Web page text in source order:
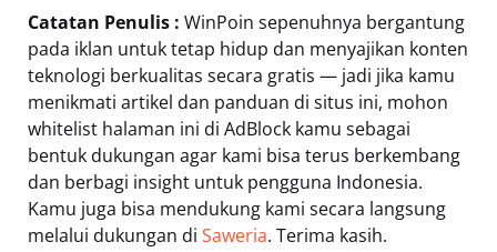
Catatan Penulis : WinPoin sepenuhnya bergantung
pada iklan untuk tetap hidup dan menyajikan konten
teknologi berkualitas secara gratis — jadi jika kamu
menikmati artikel dan panduan di situs ini, mohon
whitelist halaman ini di AdBlock kamu sebagai
bentuk dukungan agar kami bisa terus berkembang
dan berbagi insight untuk pengguna Indonesia.
Kamu juga bisa mendukung kami secara langsung
melalui dukungan di Saweria. Terima kasih.